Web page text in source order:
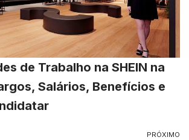
de Trabalho na SHEIN na
Salários, Benefícios e
PRÓXIMO